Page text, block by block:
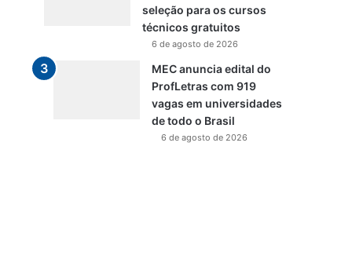
seleção para os cursos
técnicos gratuitos
6 de agosto de 2026
MEC anuncia edital do
ProfLetras com 919
vagas em universidades
de todo o Brasil
6 de agosto de 2026